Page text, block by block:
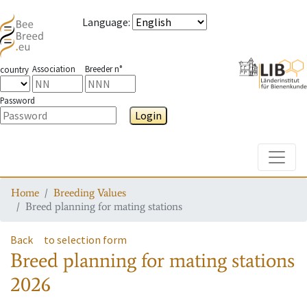
Language:
country Association Breeder n°
Password
Login
Home
Breeding Values
Breed planning for mating stations
Back to selection form
Breed planning for mating stations
2026